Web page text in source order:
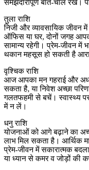
समझदारीपूर्ण बात‑चाल रखें।
तुला राशि
निजी और व्यावसायिक
ऑफिस या घर, दोनों जगह
सामान्य रहेगी। प्रेम‑जीवन में
थकान महसूस हो सकती है
वृश्चिक राशि
आज आपका मन गहराई और
सकता है, या निवेश अच्छा
गलतफहमी से बचें। स्वास्थ्य पर
में न लें।
धनु राशि
योजनाओं को आगे बढ़ाने का
लाभ मिल सकता है। आर्थिक
प्रेम‑जीवन में सकारात्मक
या ध्यान से कमर व जोड़ों की